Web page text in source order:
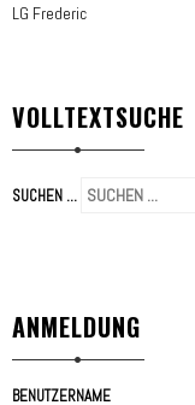
LG Frederic
VOLLTEXTSUCHE
SUCHEN ...
ANMELDUNG
BENUTZERNAME